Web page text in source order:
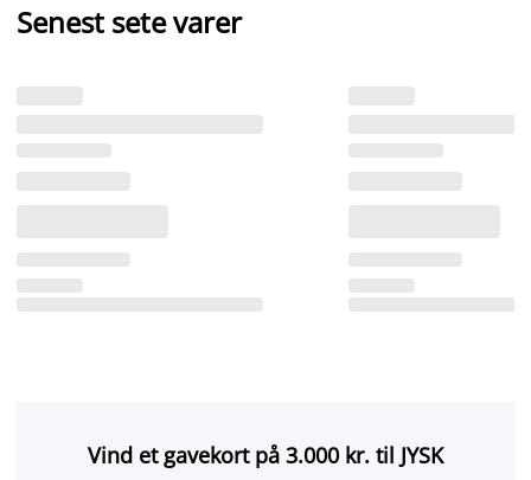
Senest sete varer
Vind et gavekort på 3.000 kr. til JYSK